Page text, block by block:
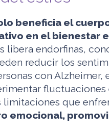
beneficia el
en el bienestar
libera endorfinas,
reducir los
con
fluctuaciones
limitaciones que
emocional,